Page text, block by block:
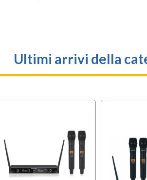
Ultimi arrivi della